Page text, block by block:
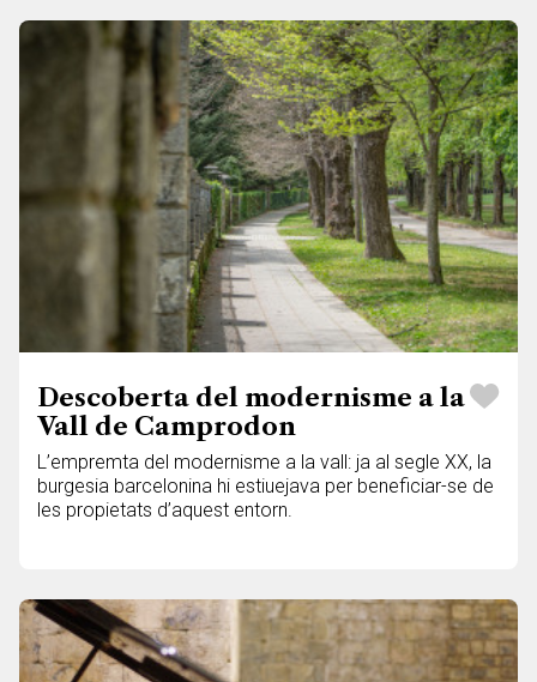
Descoberta del modernisme a la
Vall de Camprodon
L’empremta del modernisme a la vall: ja al segle XX, la
burgesia barcelonina hi estiuejava per beneficiar-se de
les propietats d’aquest entorn.